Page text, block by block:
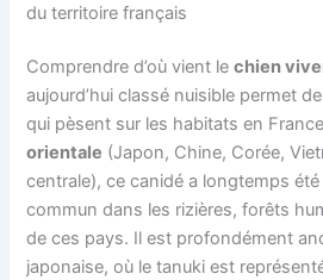
du territoire français
Comprendre d’où vient lechien
aujourd’hui classé nuisible permet
qui pèsent sur les habitats en
orientale (Japon, Chine, Corée,
centrale), ce canidé a longtemps
commun dans les rizières, forêts
de ces pays. Il est profondément
japonaise, où le tanuki est